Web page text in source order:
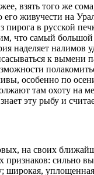
взять того же
живучести на
в русской
что самый
наделяет налимов
к вымени
особенно по
там охоту на
эту рыбу и
на своих
сильно
широкая,